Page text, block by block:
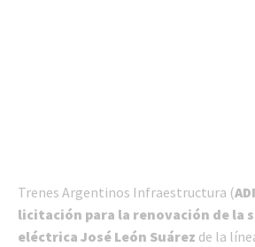
Trenes Argentinos Infraestructura (
licitación para la renovación de la
eléctrica José León Suárez de la